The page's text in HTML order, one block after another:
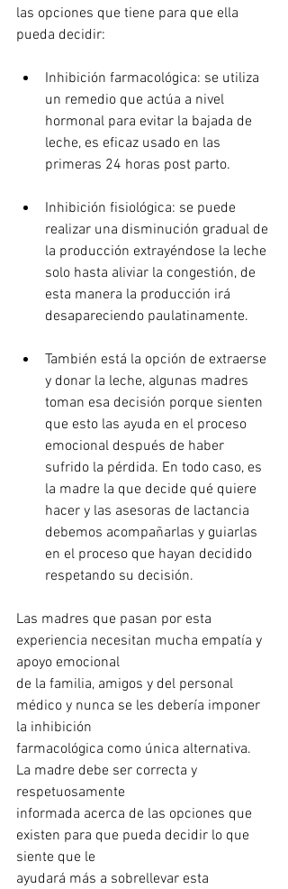
las opciones que tiene para que ella
pueda decidir:
Inhibición farmacológica: se utiliza
un remedio que actúa a nivel
hormonal para evitar la bajada de
leche, es eficaz usado en las
primeras 24 horas post parto.
Inhibición fisiológica: se puede
realizar una disminución gradual de
la producción extrayéndose la leche
solo hasta aliviar la congestión, de
esta manera la producción irá
desapareciendo paulatinamente.
También está la opción de extraerse
y donar la leche, algunas madres
toman esa decisión porque sienten
que esto las ayuda en el proceso
emocional después de haber
sufrido la pérdida. En todo caso, es
la madre la que decide qué quiere
hacer y las asesoras de lactancia
debemos acompañarlas y guiarlas
en el proceso que hayan decidido
respetando su decisión.
Las madres que pasan por esta
experiencia necesitan mucha empatía y
apoyo emocional
de la familia, amigos y del personal
médico y nunca se les debería imponer
la inhibición
farmacológica como única alternativa.
La madre debe ser correcta y
respetuosamente
informada acerca de las opciones que
existen para que pueda decidir lo que
siente que le
ayudará más a sobrellevar esta